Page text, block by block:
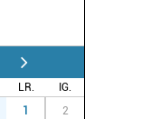
LR.
IG.
1 2